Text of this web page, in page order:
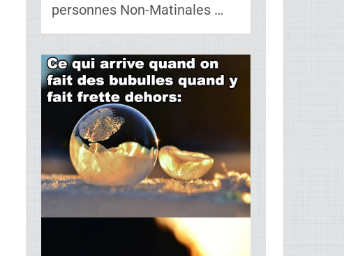
personnes Non-Matinales …